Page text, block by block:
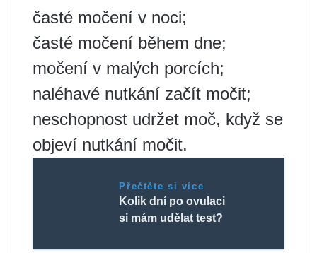
časté močení v noci;
časté močení během dne;
močení v malých porcích;
naléhavé nutkání začít močit;
neschopnost udržet moč, když se
objeví nutkání močit.
Přečtěte si více
Kolik dní po ovulaci
si mám udělat test?